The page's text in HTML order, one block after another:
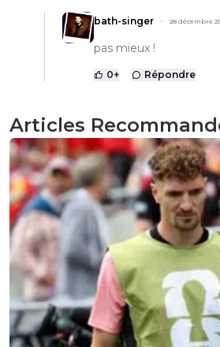
bath-singer 28 décembre
pas mieux !
0+ Répondre
Articles